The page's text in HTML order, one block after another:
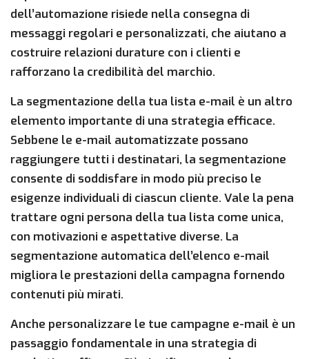
dell’automazione risiede nella consegna di
messaggi regolari e personalizzati, che aiutano a
costruire relazioni durature con i clienti e
rafforzano la credibilità del marchio.
La segmentazione della tua lista e-mail è un altro
elemento importante di una strategia efficace.
Sebbene le e-mail automatizzate possano
raggiungere tutti i destinatari, la segmentazione
consente di soddisfare in modo più preciso le
esigenze individuali di ciascun cliente. Vale la pena
trattare ogni persona della tua lista come unica,
con motivazioni e aspettative diverse. La
segmentazione automatica dell’elenco e-mail
migliora le prestazioni della campagna fornendo
contenuti più mirati.
Anche personalizzare le tue campagne e-mail è un
passaggio fondamentale in una strategia di